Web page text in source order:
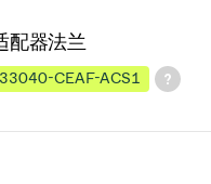
配器法兰
33040-CEAF-ACS1